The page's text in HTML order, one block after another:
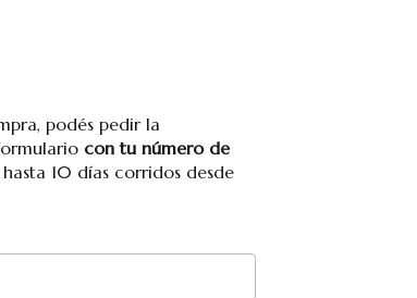
podés pedir la
con tu número de
10 días corridos desde